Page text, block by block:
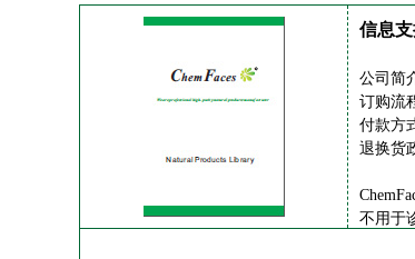
信息
公司简
订购流
付款方
退换货
不用于